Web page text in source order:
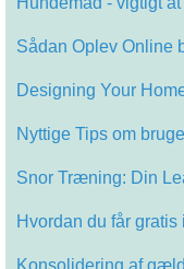
Sådan Oplev Online
Designing Your
Nyttige Tips om
Snor Træning: Din
Hvordan du får
Konsolidering af